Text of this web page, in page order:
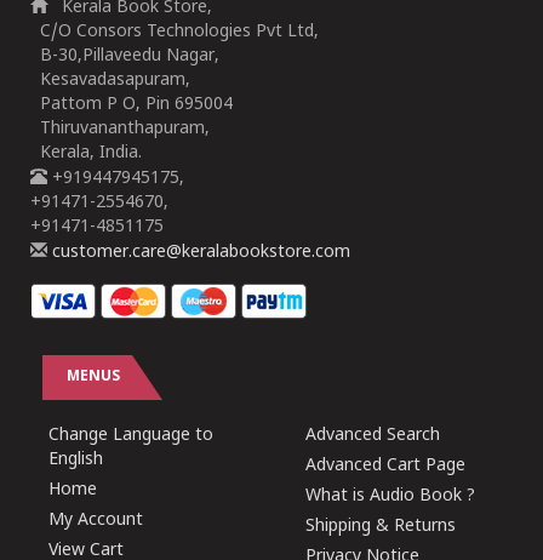
Kerala Book Store,
C/O Consors Technologies Pvt Ltd,
B-30,Pillaveedu Nagar,
Kesavadasapuram,
Pattom P O, Pin 695004
Thiruvananthapuram,
Kerala, India.
+919447945175,
+91471-2554670,
+91471-4851175
customer.care@keralabookstore.com
MENUS
Change Language to
English
Home
My Account
View Cart
Advanced Search
Advanced Cart Page
What is Audio Book ?
Shipping & Returns